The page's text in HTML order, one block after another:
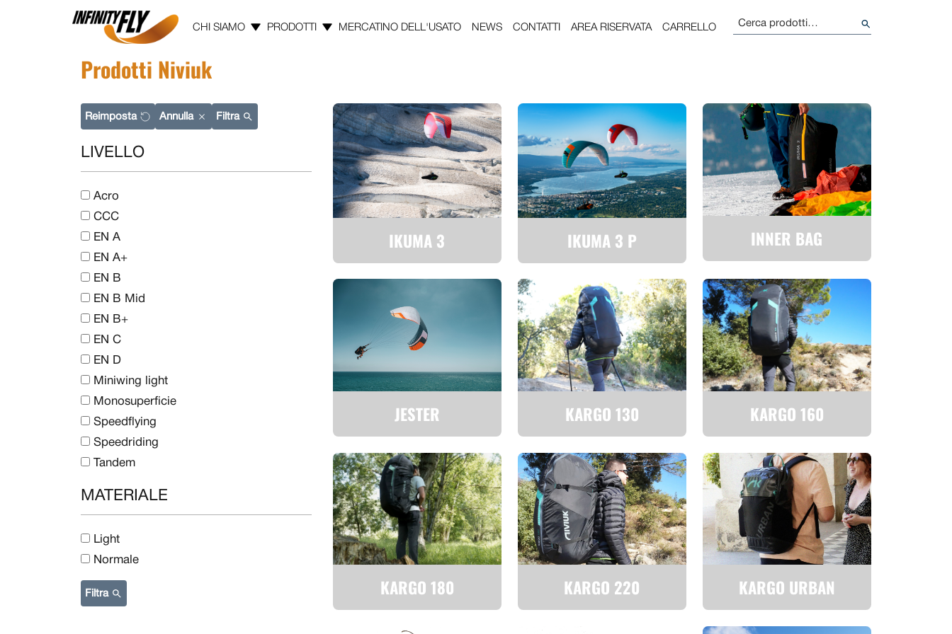
Vai al menù principale
Vai al piede di pagina
CHI SIAMO PRODOTTI MERCATINO DELL'USATO NEWS CONTATTI AREA RISERVATA CARRELLO
Cerca:
Prodotti Niviuk
IKUMA 3 IKUMA 3 P INNER BAG
JESTER KARGO 130 KARGO 160
KARGO 180 KARGO 220 KARGO URBAN
Reimposta la ricerca
Annulla la ricerca
Filtra i risultati
LIVELLO
Acro
CCC
EN A
EN A+
EN B
EN B Mid
EN B+
EN C
EN D
Miniwing light
Monosuperficie
Speedflying
Speedriding
Tandem
MATERIALE
Light
Normale
Filtra i risultati